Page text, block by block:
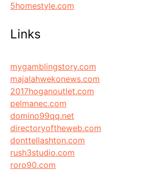
5homestyle.com
Links
mygamblingstory.com
majalahwekonews.com
2017hoganoutlet.com
pelmanec.com
domino99qq.net
directoryoftheweb.com
donttellashton.com
rush3studio.com
roro90.com